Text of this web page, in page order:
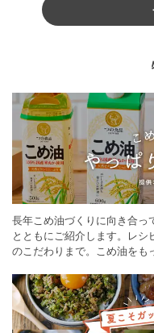
長年こめ油づくりに向き合っ
とともにご紹介します。レ
のこだわりまで。こめ油をも